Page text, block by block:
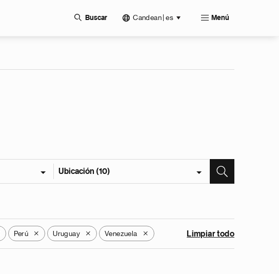
Buscar Candean | es Menú
Ubicación (10)
Perú X Uruguay X Venezuela X Limpiar todo